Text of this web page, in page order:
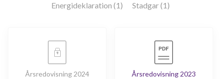
Energideklaration (1)
Stadgar (1)
Årsredovisning 2024 Årsredovisning 2023